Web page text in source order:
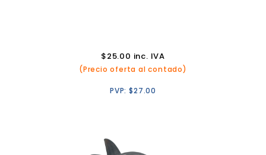
$25.00 inc. IVA
(Precio oferta al contado)
PVP:$27.00